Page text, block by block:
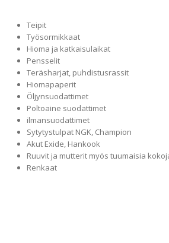
Teipit
Työsormikkaat
Hioma ja katkaisulaikat
Pensselit
Teräsharjat, puhdistusrassit
Hiomapaperit
Öljynsuodattimet
Poltoaine suodattimet
ilmansuodattimet
Sytytystulpat NGK, Champion
Akut Exide, Hankook
Ruuvit ja mutterit myös tuumaisia
Renkaat